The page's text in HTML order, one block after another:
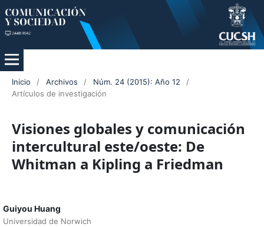
Inicio / Archivos / Núm. 24 (2015): Año 12
/
Artículos de investigación
Visiones globales y comunicación
intercultural este/oeste: De
Whitman a Kipling a Friedman
Guiyou Huang
Universidad de Norwich